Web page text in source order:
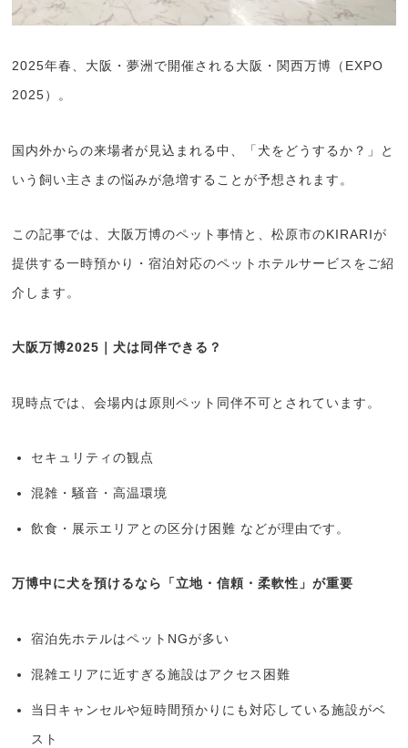
2025年春、大阪・夢洲で開催される大阪・関西万博（EXPO
2025）。
国内外からの来場者が見込まれる中、「犬をどうするか？」と
いう飼い主さまの悩みが急増することが予想されます。
この記事では、大阪万博のペット事情と、松原市のKIRARIが
提供する一時預かり・宿泊対応のペットホテルサービスをご紹
介します。
大阪万博2025｜犬は同伴できる？
現時点では、会場内は原則ペット同伴不可とされています。
セキュリティの観点
混雑・騒音・高温環境
飲食・展示エリアとの区分け困難 などが理由です。
万博中に犬を預けるなら「立地・信頼・柔軟性」が重要
宿泊先ホテルはペットNGが多い
混雑エリアに近すぎる施設はアクセス困難
当日キャンセルや短時間預かりにも対応している施設がベ
スト